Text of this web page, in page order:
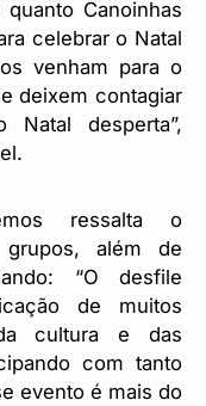
Canoinhas
celebrar o Natal
venham para o
deixem contagiar
desperta”,
ressalta o
além de
“O desfile
de muitos
cultura e das
com tanto
evento é mais do